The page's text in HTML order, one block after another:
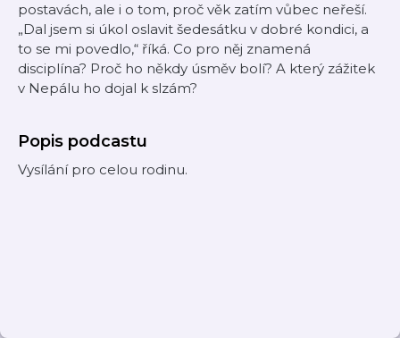
postavách, ale i o tom, proč věk zatím vůbec neřeší.
„Dal jsem si úkol oslavit šedesátku v dobré kondici, a
to se mi povedlo,“ říká. Co pro něj znamená
disciplína? Proč ho někdy úsměv bolí? A který zážitek
v Nepálu ho dojal k slzám?
Popis podcastu
Vysílání pro celou rodinu.